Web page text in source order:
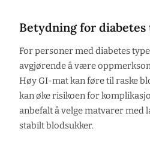
Betydning for diabetes
For personer med diabetes
avgjørende å være
Høy GI-mat kan føre til raske
kan øke risikoen for
anbefalt å velge matvarer med
stabilt blodsukker.